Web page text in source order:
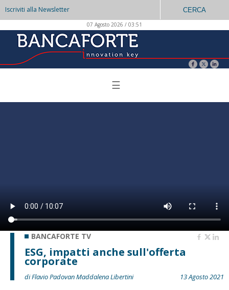
Iscriviti alla Newsletter CERCA
07 Agosto 2026 / 03:51
☰
BANCAFORTE TV
ESG, impatti anche sull'offerta
corporate
di Flavio Padovan Maddalena Libertini
13 Agosto 2021